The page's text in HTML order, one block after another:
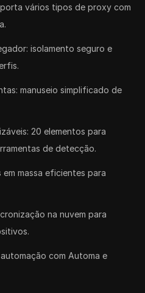
vários tipos de proxy com
isolamento seguro e
manuseio simplificado de
20 elementos para
de detecção.
em massa eficientes para
na nuvem para
com Automa e